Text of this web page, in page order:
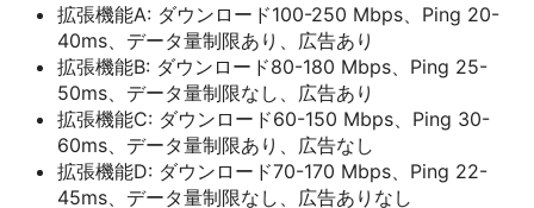
拡張機能A: ダウンロード100-250 Mbps、Ping 20-
40ms、データ量制限あり、広告あり
拡張機能B: ダウンロード80-180 Mbps、Ping 25-
50ms、データ量制限なし、広告あり
拡張機能C: ダウンロード60-150 Mbps、Ping 30-
60ms、データ量制限あり、広告なし
拡張機能D: ダウンロード70-170 Mbps、Ping 22-
45ms、データ量制限なし、広告ありなし